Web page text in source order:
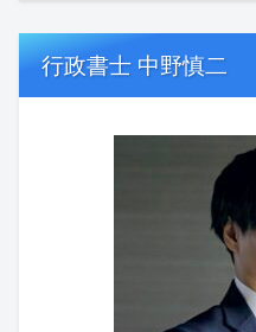
行政書士 中野慎二